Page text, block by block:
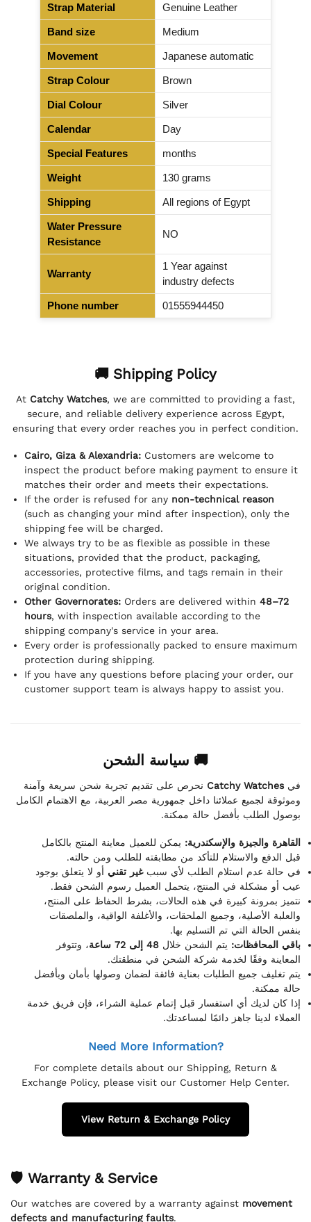
Strap Material Genuine Leather
Band size Medium
Movement Japanese automatic
Strap Colour Brown
Dial Colour Silver
Calendar Day
Special Features months
Weight 130 grams
Shipping All regions of Egypt
Water Pressure
Resistance
NO
Warranty
1 Year against
industry defects
Phone number 01555944450
🚚 Shipping Policy
At Catchy Watches, we are committed to providing a fast,
secure, and reliable delivery experience across Egypt,
ensuring that every order reaches you in perfect condition.
Cairo, Giza & Alexandria: Customers are welcome to
inspect the product before making payment to ensure it
matches their order and meets their expectations.
If the order is refused for any non-technical reason
(such as changing your mind after inspection), only the
shipping fee will be charged.
We always try to be as flexible as possible in these
situations, provided that the product, packaging,
accessories, protective films, and tags remain in their
original condition.
Other Governorates: Orders are delivered within 48–72
hours, with inspection available according to the
shipping company's service in your area.
Every order is professionally packed to ensure maximum
protection during shipping.
If you have any questions before placing your order, our
customer support team is always happy to assist you.
🚚 سياسة الشحن
فيCatchy Watches نحرص على تقديم تجربة شحن سريعة وآمنة
وموثوقة لجميع عملائنا داخل جمهورية مصر العربية، مع الاهتمام الكامل
بوصول الطلب بأفضل حالة ممكنة.
القاهرة والجيزة والإسكندرية: يمكن للعميل معاينة المنتج بالكامل
قبل الدفع والاستلام للتأكد من مطابقته للطلب ومن حالته.
في حالة عدم استلام الطلب لأي سببغير تقني أو لا يتعلق بوجود
عيب أو مشكلة في المنتج، يتحمل العميل رسوم الشحن فقط.
نتميز بمرونة كبيرة في هذه الحالات، بشرط الحفاظ على المنتج،
والعلبة الأصلية، وجميع الملحقات، والأغلفة الواقية، والملصقات
بنفس الحالة التي تم التسليم بها.
باقي المحافظات: يتم الشحن خلال 48 إلى 72 ساعة
، وتتوفر
المعاينة وفقًا لخدمة شركة الشحن في منطقتك.
يتم تغليف جميع الطلبات بعناية فائقة لضمان وصولها بأمان وبأفضل
حالة ممكنة.
إذا كان لديك أي استفسار قبل إتمام عملية الشراء، فإن فريق خدمة
العملاء لدينا جاهز دائمًا لمساعدتك.
Need More Information?
For complete details about our Shipping, Return &
Exchange Policy, please visit our Customer Help Center.
View Return & Exchange Policy
🛡 Warranty & Service
Our watches are covered by a warranty against movement
defects and manufacturing faults.